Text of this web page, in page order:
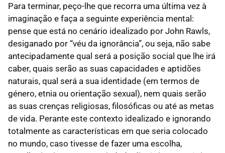
Para terminar, peço-lhe que recorra uma última vez à
imaginação e faça a seguinte experiência mental:
pense que está no cenário idealizado por John Rawls,
desiganado por “véu da ignorância”, ou seja, não sabe
antecipadamente qual será a posição social que lhe irá
caber, quais serão as suas capacidades e aptidões
naturais, qual será a sua identidade (em termos de
género, etnia ou orientação sexual), nem quais serão
as suas crenças religiosas, filosóficas ou até as metas
de vida. Perante este contexto idealizado e ignorando
totalmente as características em que seria colocado
no mundo, caso tivesse de fazer uma escolha,